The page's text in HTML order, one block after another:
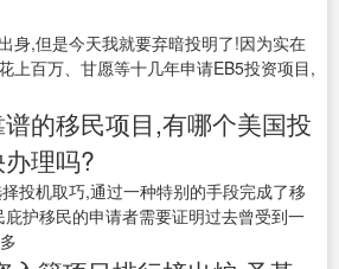
身,但是今天我就要弃暗投明了!因为实在
上百万、甘愿等十几年申请EB5投资项目,
的移民项目,有哪个美国投
理吗?
投机取巧,通过一种特别的手段完成了移
护移民的申请者需要证明过去曾受到一